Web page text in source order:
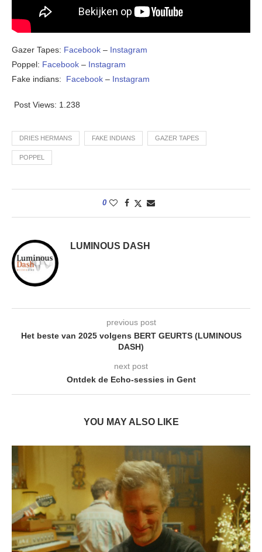
Gazer Tapes: Facebook – Instagram
Poppel: Facebook – Instagram
Fake indians: Facebook – Instagram
Post Views: 1.238
DRIES HERMANS FAKE INDIANS GAZER TAPES
POPPEL
0
LUMINOUS DASH
previous post
Het beste van 2025 volgens BERT GEURTS (LUMINOUS
DASH)
next post
Ontdek de Echo-sessies in Gent
YOU MAY ALSO LIKE